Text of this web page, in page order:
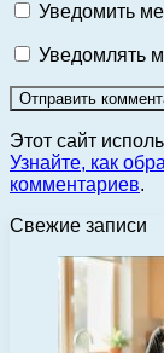
Уведомить
Уведомлять
Этот сайт
Узнайте, как
комментариев.
Свежие записи